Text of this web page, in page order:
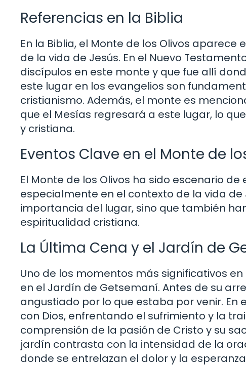
Referencias en la Biblia
En la Biblia, el Monte de los Olivos
de la vida de Jesús. En el Nuevo
discípulos en este monte y que fue allí
este lugar en los evangelios son
cristianismo. Además, el monte es
que el Mesías regresará a este lugar, lo
y cristiana.
Eventos Clave en el Monte de
El Monte de los Olivos ha sido escenario
especialmente en el contexto de la vida de
importancia del lugar, sino que también
espiritualidad cristiana.
La Última Cena y el Jardín de
Uno de los momentos más significativos
en el Jardín de Getsemaní. Antes de su
angustiado por lo que estaba por venir. En
con Dios, enfrentando el sufrimiento y la
comprensión de la pasión de Cristo y su
jardín contrasta con la intensidad de la
donde se entrelazan el dolor y la